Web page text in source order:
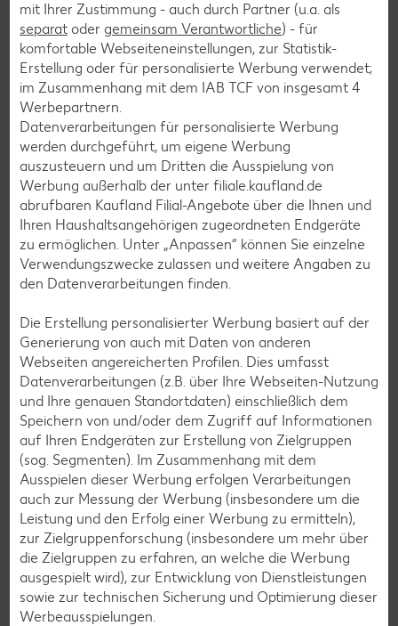
Pizza-Rezepte
Pasta-Rezepte
Sushi-Rezepte
Raclette-Rezepte
Flammkuchen-Rezepte
Frühstücksrezepte
Salat-Rezepte
Spargel-Rezepte
Fleisch-Rezepte
Geflügel-Rezepte
Lamm-Rezepte
Grill-Rezepte
Muffin-Rezepte
Apfelkuchen-Rezepte
Schokokuchen-Rezepte
Torten-Rezepte
Eis-Rezepte
Pfannkuchen-Rezepte
mit Ihrer Zustimmung - auch durch Partner (u.a. als
separat oder gemeinsam Verantwortliche) - für
komfortable Webseiteneinstellungen, zur Statistik-
Erstellung oder für personalisierte Werbung verwendet;
im Zusammenhang mit dem IAB TCF von insgesamt 4
Werbepartnern.
Datenverarbeitungen für personalisierte Werbung
werden durchgeführt, um eigene Werbung
auszusteuern und um Dritten die Ausspielung von
Werbung außerhalb der unter filiale.kaufland.de
abrufbaren Kaufland Filial-Angebote über die Ihnen und
Ihren Haushaltsangehörigen zugeordneten Endgeräte
zu ermöglichen. Unter „Anpassen“ können Sie einzelne
Verwendungszwecke zulassen und weitere Angaben zu
den Datenverarbeitungen finden.
Die Erstellung personalisierter Werbung basiert auf der
Generierung von auch mit Daten von anderen
Webseiten angereicherten Profilen. Dies umfasst
Datenverarbeitungen (z.B. über Ihre Webseiten-Nutzung
und Ihre genauen Standortdaten) einschließlich dem
Speichern von und/oder dem Zugriff auf Informationen
auf Ihren Endgeräten zur Erstellung von Zielgruppen
(sog. Segmenten). Im Zusammenhang mit dem
Ausspielen dieser Werbung erfolgen Verarbeitungen
auch zur Messung der Werbung (insbesondere um die
Leistung und den Erfolg einer Werbung zu ermitteln),
zur Zielgruppenforschung (insbesondere um mehr über
die Zielgruppen zu erfahren, an welche die Werbung
ausgespielt wird), zur Entwicklung von Dienstleistungen
sowie zur technischen Sicherung und Optimierung dieser
Werbeausspielungen.